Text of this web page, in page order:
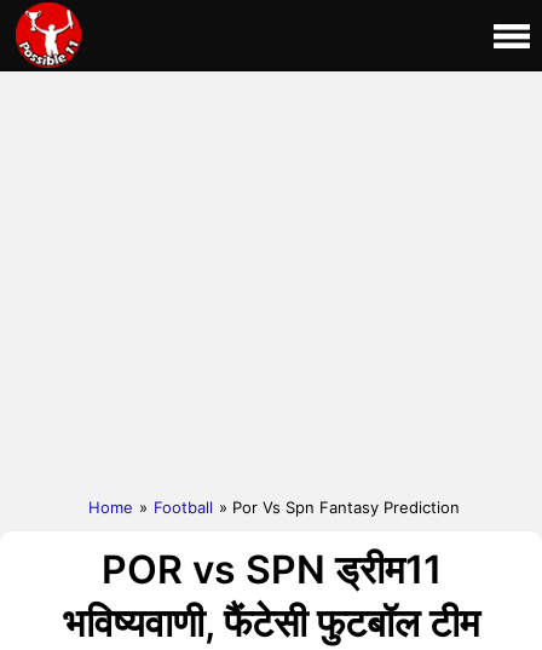
Home » Football » Por Vs Spn Fantasy Prediction
POR vs SPN ड्रीम11
भविष्यवाणी, फैंटेसी फुटबॉल टीम